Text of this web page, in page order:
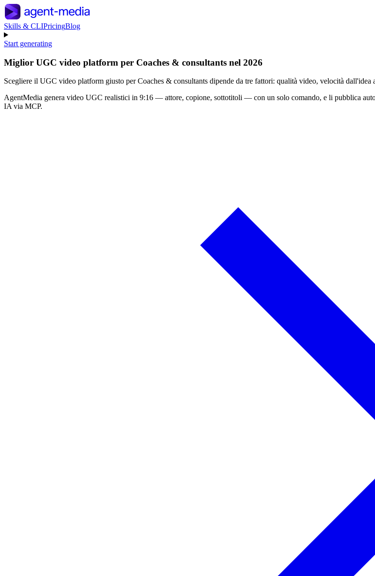
Skills & CLIPricingBlog
Start generating
Miglior UGC video platform per Coaches & consultants nel 2026
Scegliere il UGC video platform giusto per Coaches & consultants dipende da tre fattori: qualità video, velocità
AgentMedia genera video UGC realistici in 9:16 — attore, copione, sottotitoli — con un solo comando, e li pubblica
IA via MCP.